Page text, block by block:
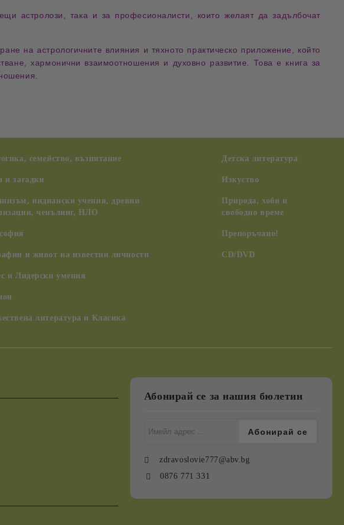
астролози, така и за професионалисти
, които желаят да задълбочат
на астрологичните влияния и тяхното практическо приложение
, който
хармонични взаимоотношения и духовно развитие . Това е книга за
семейство, възпитание
и загадки
индиански учения, древни
ченълинг, НЛО
и живот на известни личности
и Лидерски умения
литература и Класика
Детска литература
Изкуство
Природа, хоби и
свободно време
Препоръчано!
CD/DVD
Абонирай се за нашия бюлетин
zdravoslovie777@abv.bg
0876 771 331